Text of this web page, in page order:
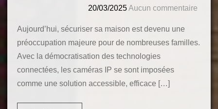
20/03/2025Aucun commentaire
Aujourd’hui, sécuriser sa maison est devenu une
préoccupation majeure pour de nombreuses familles.
Avec la démocratisation des technologies
connectées, les caméras IP se sont imposées
comme une solution accessible, efficace […]